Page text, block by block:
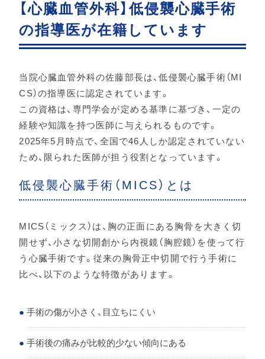
【心臓血管外科】低侵襲心臓手術
の指導医が在籍しています
当院心臓血管外科の佐藤部長は、低侵襲心臓手術（MI
CS）の指導医に認定されています。
この資格は、専門学会が定める基準に基づき、一定の
経験や知識を持つ医師に与えられるものです。
2025年5月時点で、全国で46人しか認定されていない
ため、限られた医師が担う役割となっています。
低侵襲心臓手術（MICS）とは
MICS（ミックス）は、胸の正面にある胸骨を大きく切
開せず、小さな切開創から内視鏡（胸腔鏡）を使って行
う心臓手術です。従来の胸骨正中切開で行う手術に
比べ、以下のような特徴があります。
手術の傷が小さく、目立ちにくい
手術後の痛みが比較的少ない傾向にある